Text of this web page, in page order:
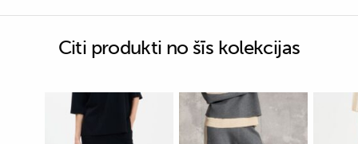
Citi produkti no šīs kolekcijas